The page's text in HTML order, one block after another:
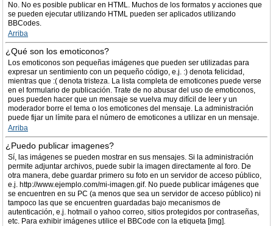
No. No es posible publicar en HTML. Muchos de los formatos y acciones que
se pueden ejecutar utilizando HTML pueden ser aplicados utilizando
BBCodes.
Arriba
¿Qué son los emoticonos?
Los emoticonos son pequeñas imágenes que pueden ser utilizadas para
expresar un sentimiento con un pequeño código, e.j. :) denota felicidad,
mientras que :( denota tristeza. La lista completa de emoticones puede verse
en el formulario de publicación. Trate de no abusar del uso de emoticonos,
pues pueden hacer que un mensaje se vuelva muy difícil de leer y un
moderador borre el tema o los emoticones del mensaje. La administración
puede fijar un límite para el número de emoticones a utilizar en un mensaje.
Arriba
¿Puedo publicar imagenes?
Sí, las imágenes se pueden mostrar en sus mensajes. Si la administración
permite adjuntar archivos, puede subir la imagen directamente al foro. De
otra manera, debe guardar primero su foto en un servidor de acceso público,
e.j. http://www.ejemplo.com/mi-imagen.gif. No puede publicar imágenes que
se encuentren en su PC (a menos que sea un servidor de acceso público) ni
tampoco las que se encuentren guardadas bajo mecanismos de
autenticación, e.j. hotmail o yahoo correo, sitios protegidos por contraseñas,
etc. Para exhibir imágenes utilice el BBCode con la etiqueta [img].